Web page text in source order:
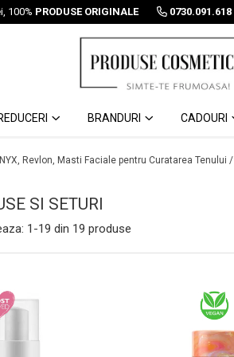
100% PRODUSE ORIGINALE 0730.091.618
BRANDURI CADOURI
Revlon, Masti Faciale pentru Curatarea Tenului /
SI SETURI
1-19 din 19 produse